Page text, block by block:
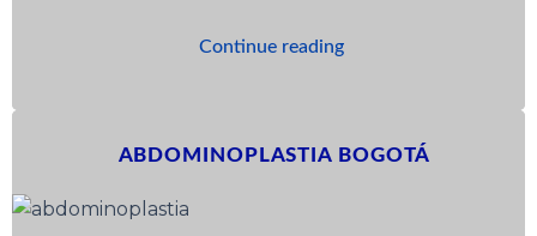
Continue reading
ABDOMINOPLASTIA BOGOTÁ